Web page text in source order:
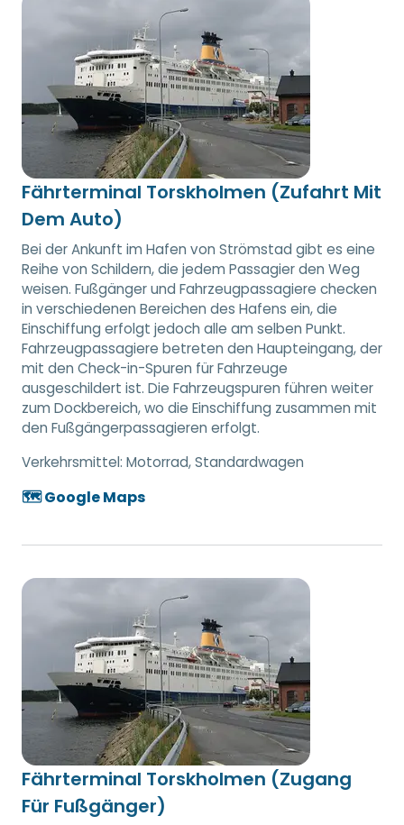
Fährterminal Torskholmen (Zufahrt Mit
Dem Auto)
Bei der Ankunft im Hafen von Strömstad gibt es eine
Reihe von Schildern, die jedem Passagier den Weg
weisen. Fußgänger und Fahrzeugpassagiere checken
in verschiedenen Bereichen des Hafens ein, die
Einschiffung erfolgt jedoch alle am selben Punkt.
Fahrzeugpassagiere betreten den Haupteingang, der
mit den Check-in-Spuren für Fahrzeuge
ausgeschildert ist. Die Fahrzeugspuren führen weiter
zum Dockbereich, wo die Einschiffung zusammen mit
den Fußgängerpassagieren erfolgt.
Verkehrsmittel: Motorrad, Standardwagen
🗺️ Google Maps
Fährterminal Torskholmen (Zugang
Für Fußgänger)